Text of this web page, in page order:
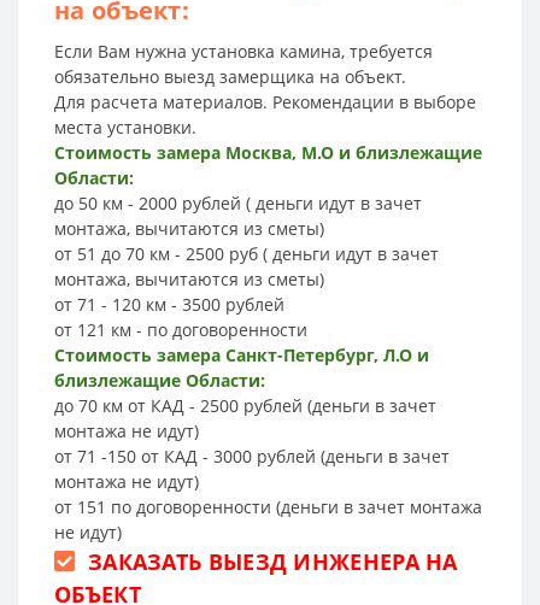
на объект:
Если Вам нужна установка камина, требуется
обязательно выезд замерщика на объект.
Для расчета материалов. Рекомендации в выборе
места установки.
Стоимость замера Москва, М.О и близлежащие
Области:
до 50 км - 2000 рублей ( деньги идут в зачет
монтажа, вычитаются из сметы)
от 51 до 70 км - 2500 руб ( деньги идут в зачет
монтажа, вычитаются из сметы)
от 71 - 120 км - 3500 рублей
от 121 км - по договоренности
Стоимость замера Санкт-Петербург, Л.О и
близлежащие Области:
до 70 км от КАД - 2500 рублей (деньги в зачет
монтажа не идут)
от 71 -150 от КАД - 3000 рублей (деньги в зачет
монтажа не идут)
от 151 по договоренности (деньги в зачет монтажа
не идут)
ЗАКАЗАТЬ ВЫЕЗД ИНЖЕНЕРА НА
ОБЪЕКТ